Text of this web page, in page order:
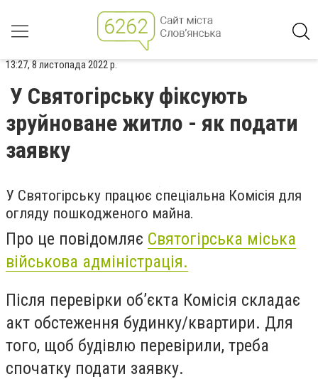
13:27, 8 листопада 2022 р.
У Святогірську фіксують
зруйноване житло - як подати
заявку
У Святогірську працює спеціальна Комісія для
огляду пошкодженого майна.
Про це повідомляє Святогірська міська
військова адміністрація.
Після перевірки об’єкта Комісія складає
акт обстеження будинку/квартири. Для
того, щоб будівлю перевірили, треба
спочатку подати заявку.